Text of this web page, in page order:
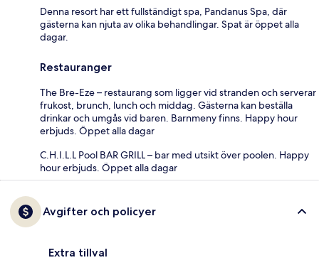
Denna resort har ett fullständigt spa, Pandanus Spa, där
gästerna kan njuta av olika behandlingar. Spat är öppet alla
dagar.
Restauranger
The Bre-Eze – restaurang som ligger vid stranden och serverar
frukost, brunch, lunch och middag. Gästerna kan beställa
drinkar och umgås vid baren. Barnmeny finns. Happy hour
erbjuds. Öppet alla dagar
C.H.I.L.L Pool BAR GRILL – bar med utsikt över poolen. Happy
hour erbjuds. Öppet alla dagar
Avgifter och policyer
Extra tillval